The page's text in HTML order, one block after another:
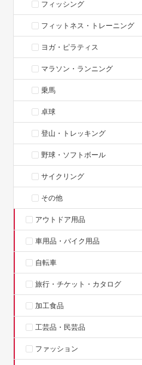
フィッシング
フィットネス・トレーニング
ヨガ・ピラティス
マラソン・ランニング
乗馬
卓球
登山・トレッキング
野球・ソフトボール
サイクリング
その他
アウトドア用品
車用品・バイク用品
自転車
旅行・チケット・カタログ
加工食品
工芸品・民芸品
ファッション